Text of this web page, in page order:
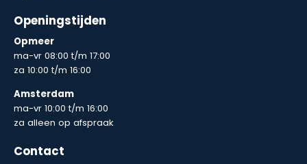
Openingstijden
Opmeer
ma-vr 08:00 t/m 17:00
za 10:00 t/m 16:00
Amsterdam
ma-vr 10:00 t/m 16:00
za alleen op afspraak
Contact